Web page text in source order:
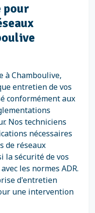
pour
à Chamboulive,
entretien de vos
conformément aux
Nos techniciens
nécessaires
de réseaux
la sécurité de vos
les normes ADR.
d'entretien
une intervention